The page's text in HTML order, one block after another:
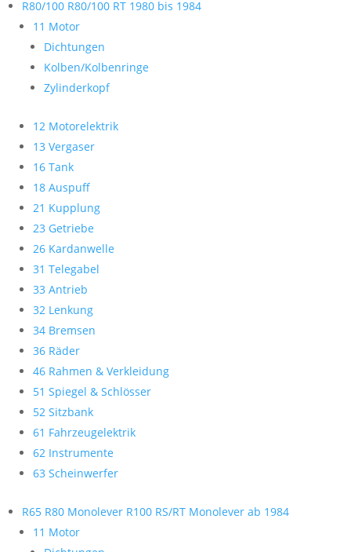
R80/100 R80/100 RT 1980 bis 1984
11 Motor
Dichtungen
Kolben/Kolbenringe
Zylinderkopf
12 Motorelektrik
13 Vergaser
16 Tank
18 Auspuff
21 Kupplung
23 Getriebe
26 Kardanwelle
31 Telegabel
33 Antrieb
32 Lenkung
34 Bremsen
36 Räder
46 Rahmen & Verkleidung
51 Spiegel & Schlösser
52 Sitzbank
61 Fahrzeugelektrik
62 Instrumente
63 Scheinwerfer
R65 R80 Monolever R100 RS/RT Monolever ab 1984
11 Motor